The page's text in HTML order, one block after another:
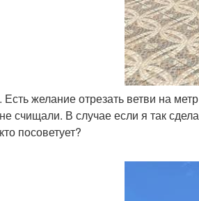
. Есть желание отрезать ветви на
не счищали. В случае если я так
кто посоветует?